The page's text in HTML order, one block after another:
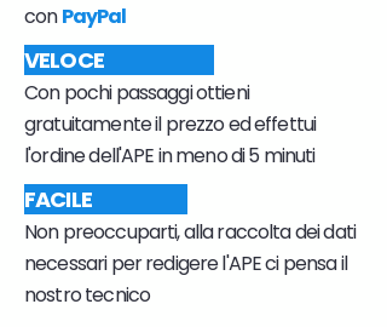
conPayPal
VELOCE
Con pochi passaggi ottieni
gratuitamente il prezzo ed effettui
l'ordine dell'APE in meno di 5 minuti
FACILE
Non preoccuparti, alla raccolta dei dati
necessari per redigere l'APE ci pensa il
nostro tecnico